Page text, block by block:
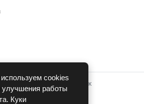
на системе для авторазборок
CARRO.БИЗНЕС
cookies
улучшения работы
Куки